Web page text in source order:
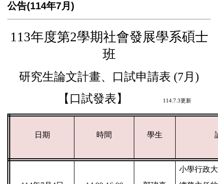
公告(114年7月)
113年度第2學期社會發展學系碩士
班
研究生論文計畫、口試申請表 (7月)
【口試發表】
114.7.3更新
日期 時間 學生
小學行政